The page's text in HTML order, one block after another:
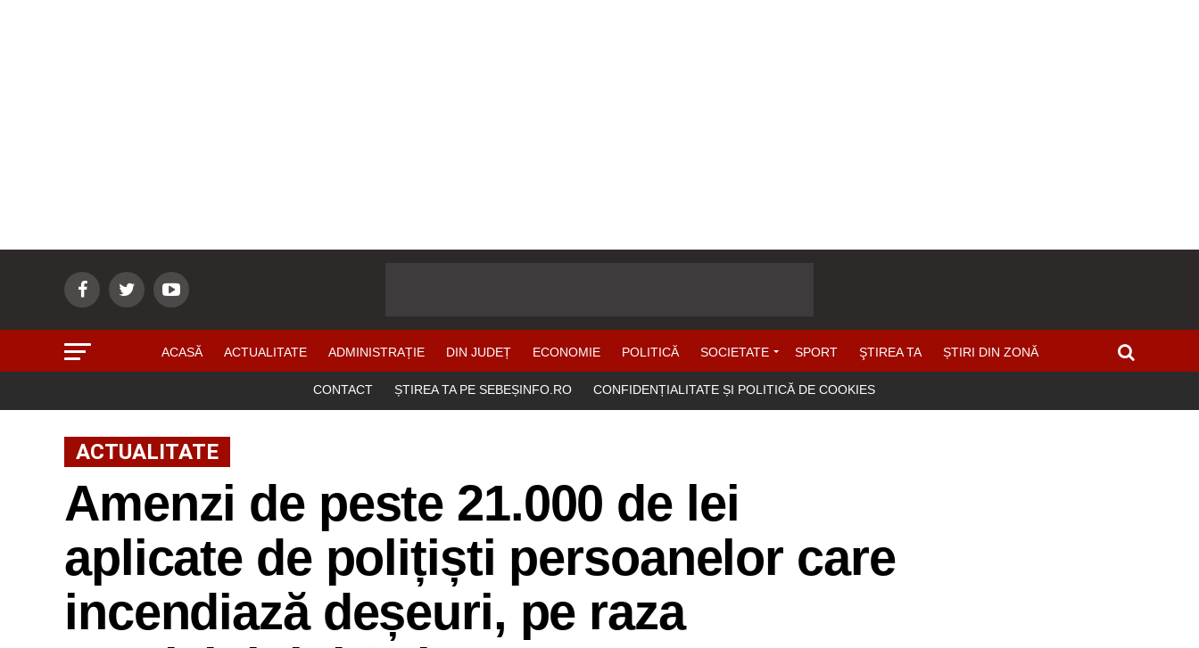
ACASĂ ACTUALITATE ADMINISTRAȚIE DIN JUDEȚ ECONOMIE POLITICĂ SOCIETATE SPORT ŞTIREA TA ȘTIRI DIN ZONĂ
CONTACT ȘTIREA TA PE SEBEȘINFO.RO CONFIDENȚIALITATE ȘI POLITICĂ DE COOKIES
ACTUALITATE
Amenzi de peste 21.000 de lei
aplicate de polițiști persoanelor care
incendiază deșeuri, pe raza